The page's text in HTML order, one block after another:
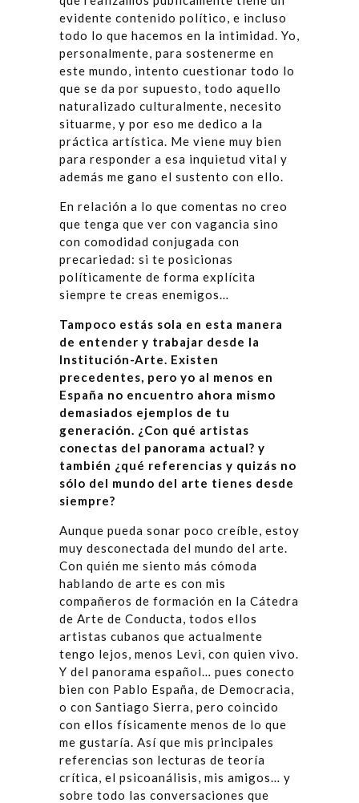
evidente contenido político, e incluso
todo lo que hacemos en la intimidad. Yo,
personalmente, para sostenerme en
este mundo, intento cuestionar todo lo
que se da por supuesto, todo aquello
naturalizado culturalmente, necesito
situarme, y por eso me dedico a la
práctica artística. Me viene muy bien
para responder a esa inquietud vital y
además me gano el sustento con ello.
En relación a lo que comentas no creo
que tenga que ver con vagancia sino
con comodidad conjugada con
precariedad: si te posicionas
políticamente de forma explícita
siempre te creas enemigos…
Tampoco estás sola en esta manera
de entender y trabajar desde la
Institución-Arte. Existen
precedentes, pero yo al menos en
España no encuentro ahora mismo
demasiados ejemplos de tu
generación. ¿Con qué artistas
conectas del panorama actual? y
también ¿qué referencias y quizás no
sólo del mundo del arte tienes desde
siempre?
Aunque pueda sonar poco creíble, estoy
muy desconectada del mundo del arte.
Con quién me siento más cómoda
hablando de arte es con mis
compañeros de formación en la Cátedra
de Arte de Conducta, todos ellos
artistas cubanos que actualmente
tengo lejos, menos Levi, con quien vivo.
Y del panorama español… pues conecto
bien con Pablo España, de Democracia,
o con Santiago Sierra, pero coincido
con ellos físicamente menos de lo que
me gustaría. Así que mis principales
referencias son lecturas de teoría
crítica, el psicoanálisis, mis amigos… y
sobre todo las conversaciones que